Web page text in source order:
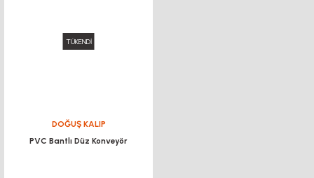
TÜKENDİ
DOĞUŞ KALIP
PVC Bantlı Düz Konveyör